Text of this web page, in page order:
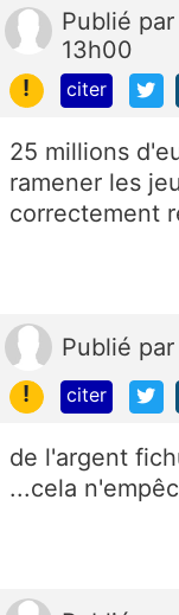
Publié par
13h00
!
citer
25 millions
ramener les
correctement
Publié par
!
citer
de l'argent
...cela